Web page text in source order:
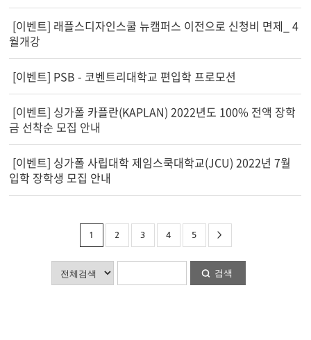
[이벤트] 래플스디자인스쿨 뉴캠퍼스 이전으로 신청비 면제_ 4
월개강
[이벤트] PSB - 코벤트리대학교 편입학 프로모션
[이벤트] 싱가폴 카플란(KAPLAN) 2022년도 100% 전액 장학
금 선착순 모집 안내
[이벤트] 싱가폴 사립대학 제임스쿡대학교(JCU) 2022년 7월
입학 장학생 모집 안내
1 2 3 4 5 >
검색